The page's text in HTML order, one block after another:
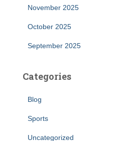
November 2025
October 2025
September 2025
Categories
Blog
Sports
Uncategorized